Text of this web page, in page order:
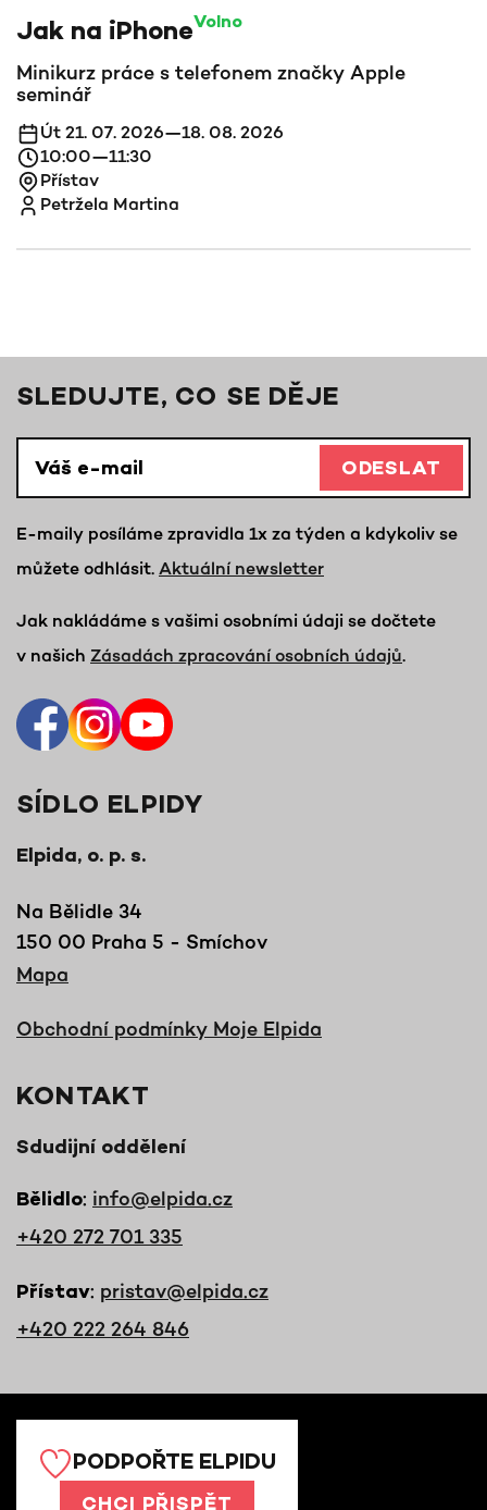
Jak na iPhoneVolno
Minikurz práce s telefonem značky Apple
seminář
Út 21. 07. 2026—18. 08. 2026
10:00—11:30
Přístav
Petržela Martina
SLEDUJTE, CO SE DĚJE
ODESLAT
E-maily posíláme zpravidla 1x za týden a kdykoliv se
můžete odhlásit. Aktuální newsletter
Jak nakládáme s vašimi osobními údaji se dočtete
v našich Zásadách zpracování osobních údajů.
SÍDLO ELPIDY
Elpida, o. p. s.
Na Bělidle 34
150 00 Praha 5 - Smíchov
Mapa
Obchodní podmínky Moje Elpida
KONTAKT
Sdudijní oddělení
Bělidlo: info@elpida.cz
+420 272 701 335
Přístav: pristav@elpida.cz
+420 222 264 846
PODPOŘTE ELPIDU